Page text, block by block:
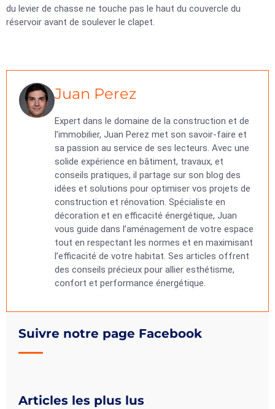
Suivre notre page Facebook
Articles les plus lus
du levier de chasse ne touche pas le haut du couvercle du
réservoir avant de soulever le clapet.
Juan Perez
Expert dans le domaine de la construction et de
l’immobilier, Juan Perez met son savoir-faire et
sa passion au service de ses lecteurs. Avec une
solide expérience en bâtiment, travaux, et
conseils pratiques, il partage sur son blog des
idées et solutions pour optimiser vos projets de
construction et rénovation. Spécialiste en
décoration et en efficacité énergétique, Juan
vous guide dans l’aménagement de votre espace
tout en respectant les normes et en maximisant
l’efficacité de votre habitat. Ses articles offrent
des conseils précieux pour allier esthétisme,
confort et performance énergétique.